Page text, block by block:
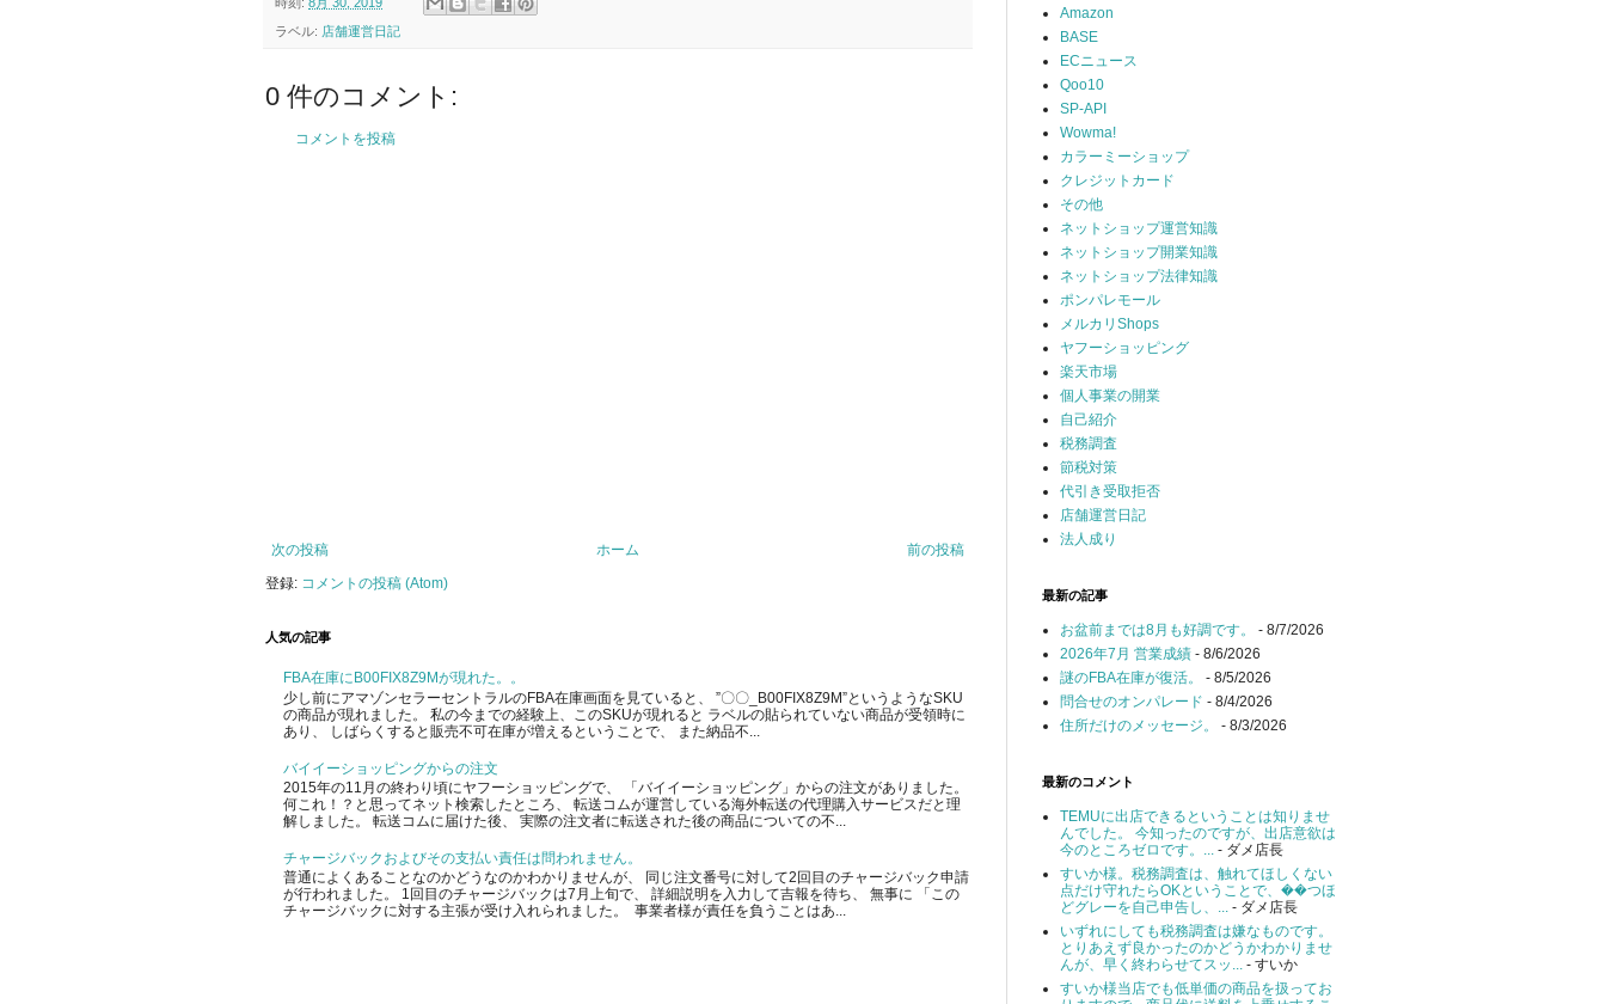
ラベル: 店舗運営日記
0 件のコメント:
コメントを投稿
次の投稿 前の投稿
ホーム
登録: コメントの投稿 (Atom)
人気の記事
FBA在庫にB00FIX8Z9Mが現れた。。
少し前にアマゾンセラーセントラルのFBA在庫画面を見ていると、 ”〇〇_B00FIX8Z9M”というようなSKU
の商品が現れました。 私の今までの経験上、このSKUが現れると ラベルの貼られていない商品が受領時に
あり、 しばらくすると販売不可在庫が増えるということで、 また納品不...
バイイーショッピングからの注文
2015年の11月の終わり頃にヤフーショッピングで、 「バイイーショッピング」からの注文がありました。
何これ！？と思ってネット検索したところ、 転送コムが運営している海外転送の代理購入サービスだと理
解しました。 転送コムに届けた後、 実際の注文者に転送された後の商品についての不...
チャージバックおよびその支払い責任は問われません。
普通によくあることなのかどうなのかわかりませんが、 同じ注文番号に対して2回目のチャージバック申請
が行われました。 1回目のチャージバックは7月上旬で、 詳細説明を入力して吉報を待ち、 無事に 「この
チャージバックに対する主張が受け入れられました。 事業者様が責任を負うことはあ...
Amazon
BASE
ECニュース
Qoo10
SP-API
Wowma!
カラーミーショップ
クレジットカード
その他
ネットショップ運営知識
ネットショップ開業知識
ネットショップ法律知識
ポンパレモール
メルカリShops
ヤフーショッピング
楽天市場
個人事業の開業
自己紹介
税務調査
節税対策
代引き受取拒否
店舗運営日記
法人成り
最新の記事
お盆前までは8月も好調です。
- 8/7/2026
2026年7月 営業成績 - 8/6/2026
謎のFBA在庫が復活。
- 8/5/2026
問合せのオンパレード - 8/4/2026
住所だけのメッセージ。
- 8/3/2026
最新のコメント
TEMUに出店できるということは知りませ
んでした。 今知ったのですが、出店意欲は
今のところゼロです。... - ダメ店長
すいか様。税務調査は、触れてほしくない
点だけ守れたらOKということで、��つほ
どグレーを自己申告し、... - ダメ店長
いずれにしても税務調査は嫌なものです。
とりあえず良かったのかどうかわかりませ
んが、早く終わらせてスッ... - すいか
すいか様当店でも低単価の商品を扱ってお